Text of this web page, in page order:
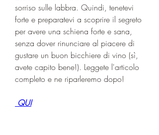
sorriso sulle labbra. Quindi, tenetevi
forte e preparatevi a scoprire il segreto
per avere una schiena forte e sana,
senza dover rinunciare al piacere di
gustare un buon bicchiere di vino (sì,
avete capito bene!). Leggete l'articolo
completo e ne riparleremo dopo!
QUI